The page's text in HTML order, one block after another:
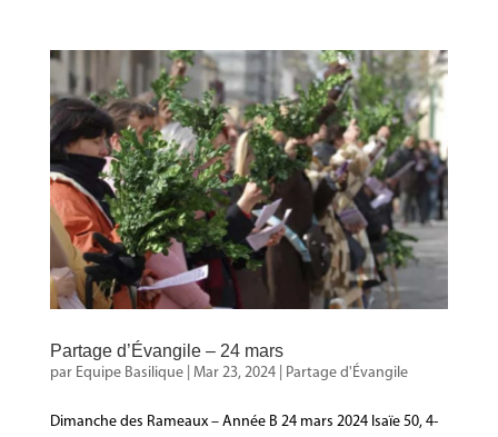
Partage d’Évangile – 24 mars
par Equipe Basilique| Mar 23, 2024| Partage d'Évangile
Dimanche des Rameaux – Année B 24 mars 2024 Isaïe 50, 4-